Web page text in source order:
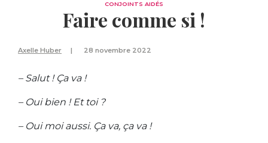
CONJOINTS AIDÉS
Faire comme si !
Axelle Huber 28 novembre 2022
– Salut ! Ça va !
– Oui bien ! Et toi ?
– Oui moi aussi. Ça va, ça va !